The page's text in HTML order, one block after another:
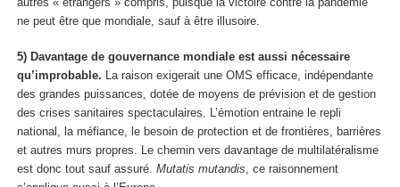
ne peut être que mondiale, sauf à être illusoire.
5) Davantage de gouvernance mondiale est aussi nécessaire
qu’improbable. La raison exigerait une OMS efficace, indépendante
des grandes puissances, dotée de moyens de prévision et de gestion
des crises sanitaires spectaculaires. L’émotion entraine le repli
national, la méfiance, le besoin de protection et de frontières, barrières
et autres murs propres. Le chemin vers davantage de multilatéralisme
est donc tout sauf assuré. Mutatis mutandis, ce raisonnement